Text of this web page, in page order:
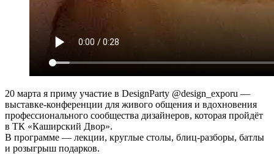
20 марта я приму участие в DesignParty @design_exporu —
выставке-конференции для живого общения и вдохновения
профессионального сообщества дизайнеров, которая пройдёт
в ТК «Каширский Двор».
В программе — лекции, круглые столы, блиц-разборы, батлы
и розыгрыш подарков.